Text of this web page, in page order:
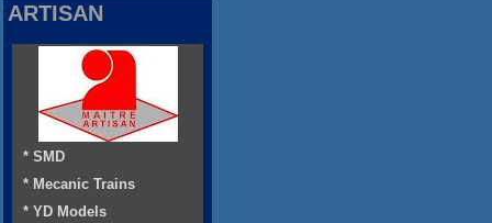
ARTISAN
* SMD
* Mecanic Trains
* YD Models